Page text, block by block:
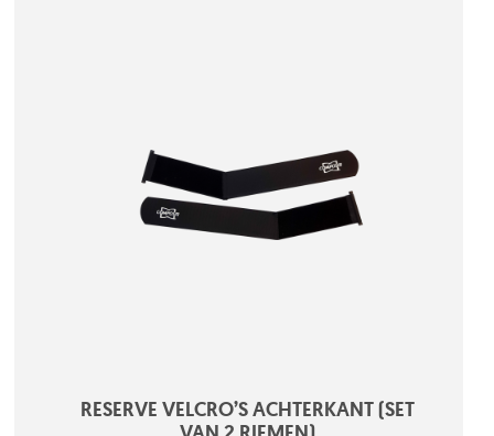
RESERVE VELCRO’S ACHTERKANT (SET